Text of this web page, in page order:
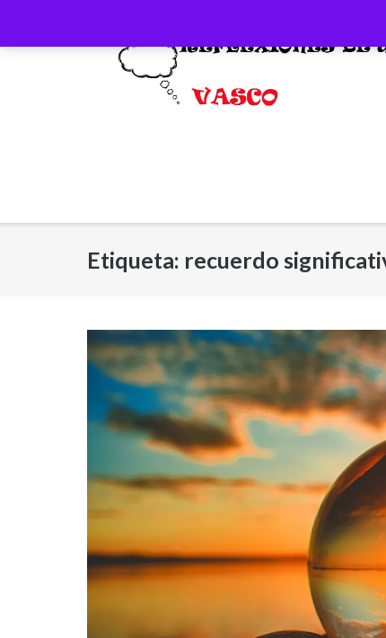
Etiqueta: recuerdo